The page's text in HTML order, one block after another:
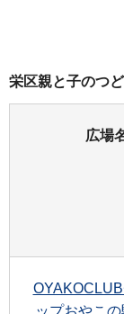
栄区親と子のつ
広場
ップおやこ